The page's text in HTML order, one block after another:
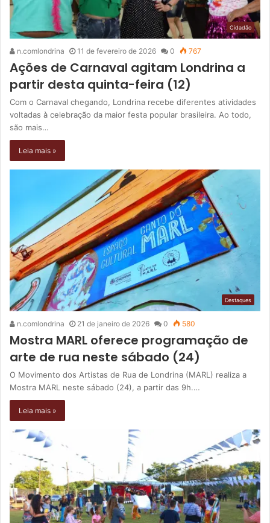
Cidadão
n.comlondrina 11 de fevereiro de 2026 0 767
Ações de Carnaval agitam Londrina a
partir desta quinta-feira (12)
Com o Carnaval chegando, Londrina recebe diferentes atividades
voltadas à celebração da maior festa popular brasileira. Ao todo,
são mais…
Leia mais »
Destaques
n.comlondrina 21 de janeiro de 2026 0 580
Mostra MARL oferece programação de
arte de rua neste sábado (24)
O Movimento dos Artistas de Rua de Londrina (MARL) realiza a
Mostra MARL neste sábado (24), a partir das 9h.…
Leia mais »